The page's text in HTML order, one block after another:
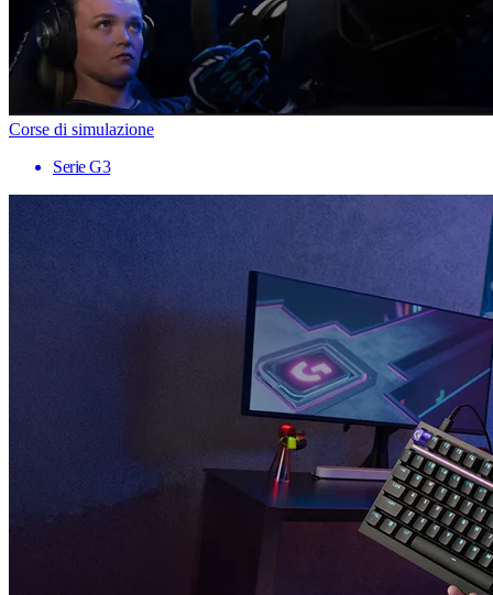
Corse di simulazione
Serie G3